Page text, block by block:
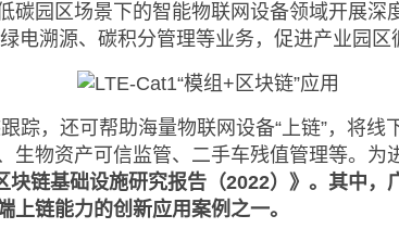
碳园区场景下的智能物联网设备领域开展
电溯源、碳积分管理等业务，促进产业园区
踪，还可帮助海量物联网设备“上链”，将
物资产可信监管、二手车残值管理等。为
链基础设施研究报告（2022）》。其中
链能力的创新应用案例之一。